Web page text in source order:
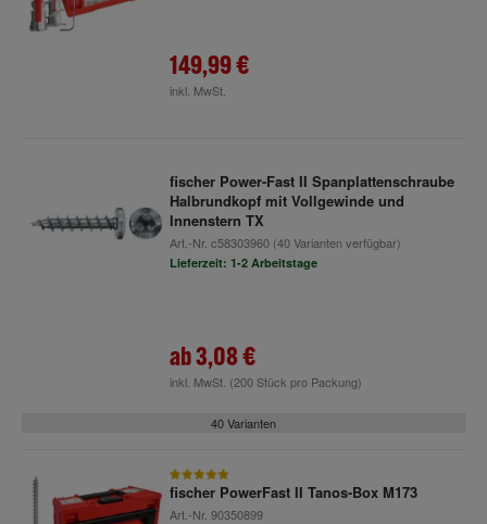
149,99 €
inkl. MwSt.
fischer Power-Fast II Spanplattenschraube
Halbrundkopf mit Vollgewinde und
Innenstern TX
Art.-Nr. c58303960(40 Varianten verfügbar)
Lieferzeit: 1-2 Arbeitstage
ab3,08 €
inkl. MwSt. (200 Stück pro Packung)
40 Varianten
fischer PowerFast II Tanos-Box M173
Art.-Nr. 90350899